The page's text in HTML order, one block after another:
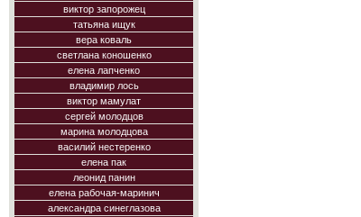
виктор запорожец
татьяна ищук
вера коваль
светлана коношенко
елена лапченко
владимир лось
виктор мамулат
сергей молодцов
марина молодцова
василий нестеренко
елена пак
леонид панин
елена рабочая-маринич
александра синеглазова